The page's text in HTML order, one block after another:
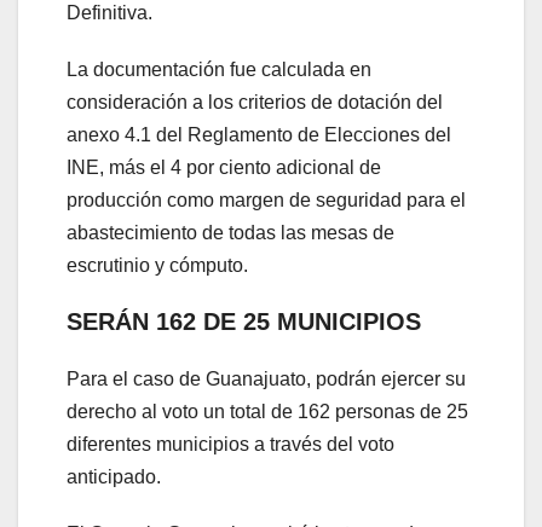
Definitiva.
La documentación fue calculada en
consideración a los criterios de dotación del
anexo 4.1 del Reglamento de Elecciones del
INE, más el 4 por ciento adicional de
producción como margen de seguridad para el
abastecimiento de todas las mesas de
escrutinio y cómputo.
SERÁN 162 DE 25 MUNICIPIOS
Para el caso de Guanajuato, podrán ejercer su
derecho al voto un total de 162 personas de 25
diferentes municipios a través del voto
anticipado.